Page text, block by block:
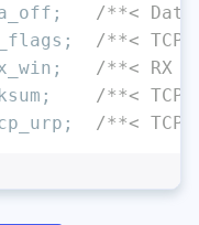
/**<
/**<
/**< RX
/**< TCP
/**<